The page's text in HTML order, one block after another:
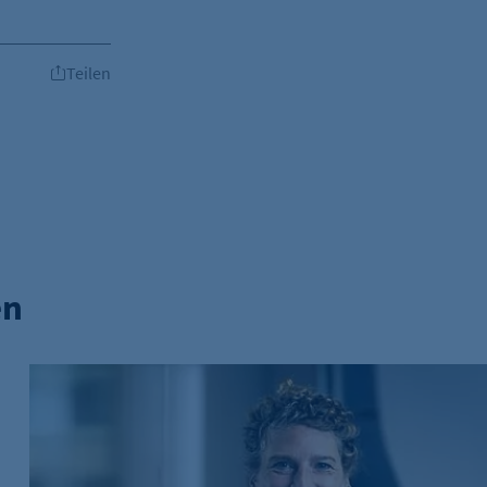
Teilen
Innovationsförderung für nachhaltige Visionen: Delta